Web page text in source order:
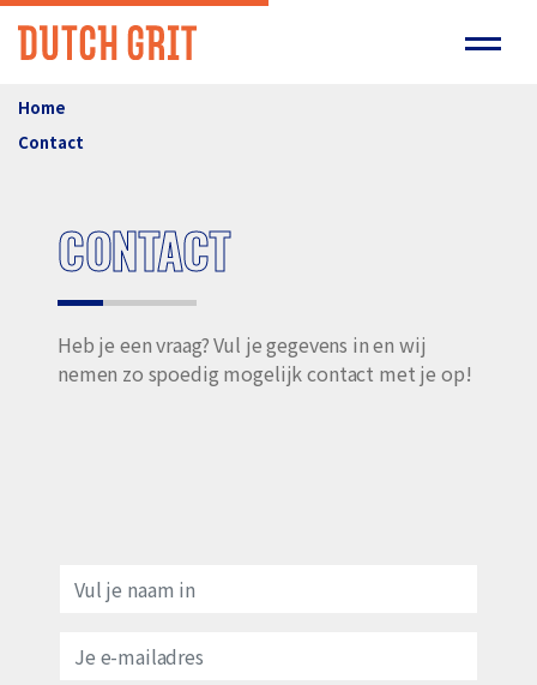
Home
Contact
CONTACT
Heb je een vraag? Vul je gegevens in en wij
nemen zo spoedig mogelijk contact met je op!